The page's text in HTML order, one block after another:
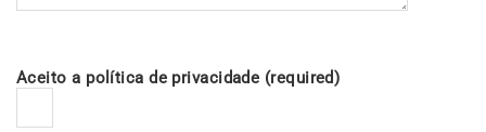
Aceito a política de privacidade (required)